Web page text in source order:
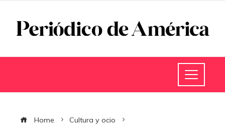
Home
Cultura y ocio